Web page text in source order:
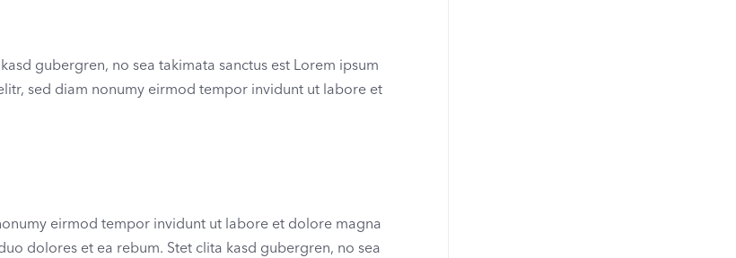
gubergren, no sea takimata sanctus est Lorem ipsum
sed diam nonumy eirmod tempor invidunt ut labore et
eirmod tempor invidunt ut labore et dolore magna
dolores et ea rebum. Stet clita kasd gubergren, no sea